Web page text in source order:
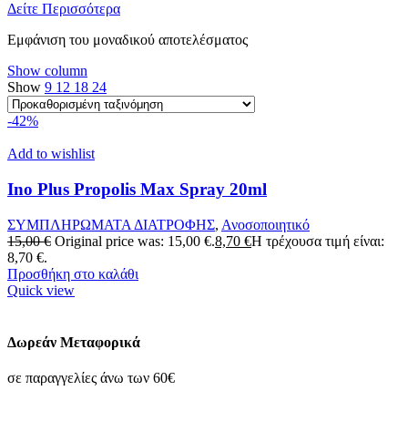
Δείτε Περισσότερα
Εμφάνιση του μοναδικού αποτελέσματος
Show column
Show 9 12 18 24
-42%
Add to wishlist
Ino Plus Propolis Max Spray 20ml
ΣΥΜΠΛΗΡΩΜΑΤΑ ΔΙΑΤΡΟΦΗΣ, Ανοσοποιητικό
15,00€ Original price was: 15,00 €.8,70 €Η τρέχουσα τιμή είναι:
8,70 €.
Προσθήκη στο καλάθι
Quick view
Δωρεάν Μεταφορικά
σε παραγγελίες άνω των 60€